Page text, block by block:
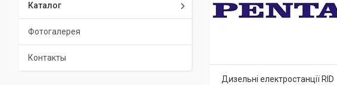
Дизельні електростанції RID
Каталог
Фотогалерея
Контакты